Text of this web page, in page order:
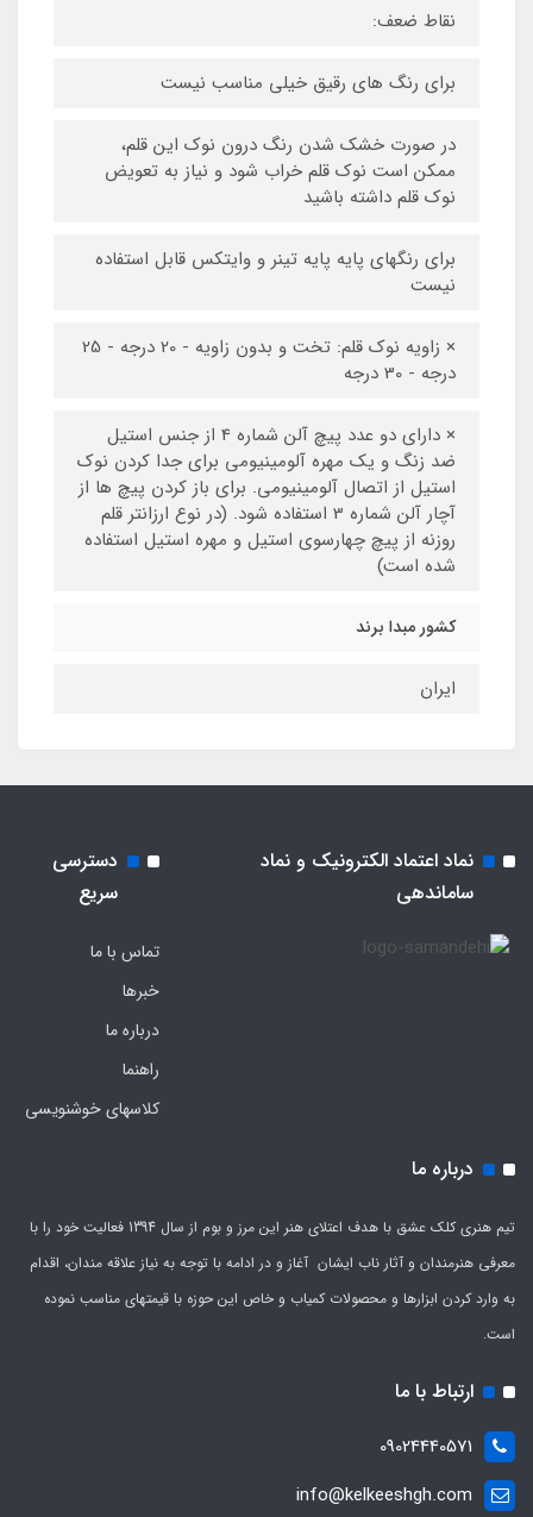
نقاط ضعف:
برای رنگ های رقیق خیلی مناسب نیست
در صورت خشک شدن رنگ درون نوک این قلم،
ممکن است نوک قلم خراب شود و نیاز به تعویض
نوک قلم داشته باشید
برای رنگهای پایه پایه تینر و وایتکس قابل استفاده
نیست
× زاویه نوک قلم: تخت و بدون زاویه - 20 درجه - 25
درجه - 30 درجه
× دارای دو عدد پیچ آلن شماره 4 از جنس استیل
ضد زنگ و یک مهره آلومینیومی برای جدا کردن نوک
استیل از اتصال آلومینیومی. برای باز کردن پیچ ها از
آچار آلن شماره 3 استفاده شود. (در نوع ارزانتر قلم
روزنه از پیچ چهارسوی استیل و مهره استیل استفاده
شده است)
کشور مبدا برند
ایران
نماد اعتماد الکترونیک و نماد
ساماندهی
دسترسی
سریع
تماس با ما
خبرها
درباره ما
راهنما
کلاسهای خوشنویسی
درباره ما
تیم هنری کلک عشق با هدف اعتلای هنر این مرز و بوم از سال 1394 فعالیت خود را با
معرفی هنرمندان و آثار ناب ایشان آغاز و در ادامه با توجه به نیاز علاقه مندان، اقدام
به وارد کردن ابزارها و محصولات کمیاب و خاص این حوزه با قیمتهای مناسب نموده
است.
ارتباط با ما
09024440571
info@kelkeeshgh.com